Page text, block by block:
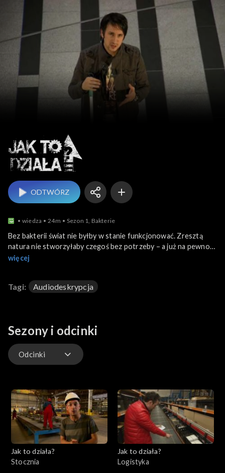
Jak to działa?
ODTWÓRZ
wiedza 24m Sezon 1, Bakterie
Bez bakterii świat nie byłby w stanie funkcjonować. Zresztą
natura nie stworzyłaby czegoś bez potrzeby – a już na pewno
nie w takich ilościach – w jednym mililitrze wody mogą żyć
zawsze powinny kojarzyć się nam z zagrożeniem? Jak wyglądają
i jak się zachowują? Wyjaśnimy także, dlaczego antybiotyki nie
więcej
Tagi: Audiodeskrypcja
Sezony i odcinki
Odcinki
Odcinki
Jak to działa?
Stocznia
Jak to działa?
Logistyka